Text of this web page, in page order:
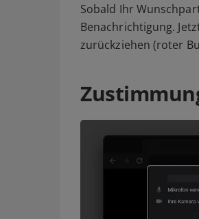
Sobald Ihr
Benachrichtigung.
zurückziehen (roter